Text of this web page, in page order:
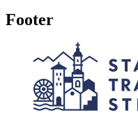
Footer